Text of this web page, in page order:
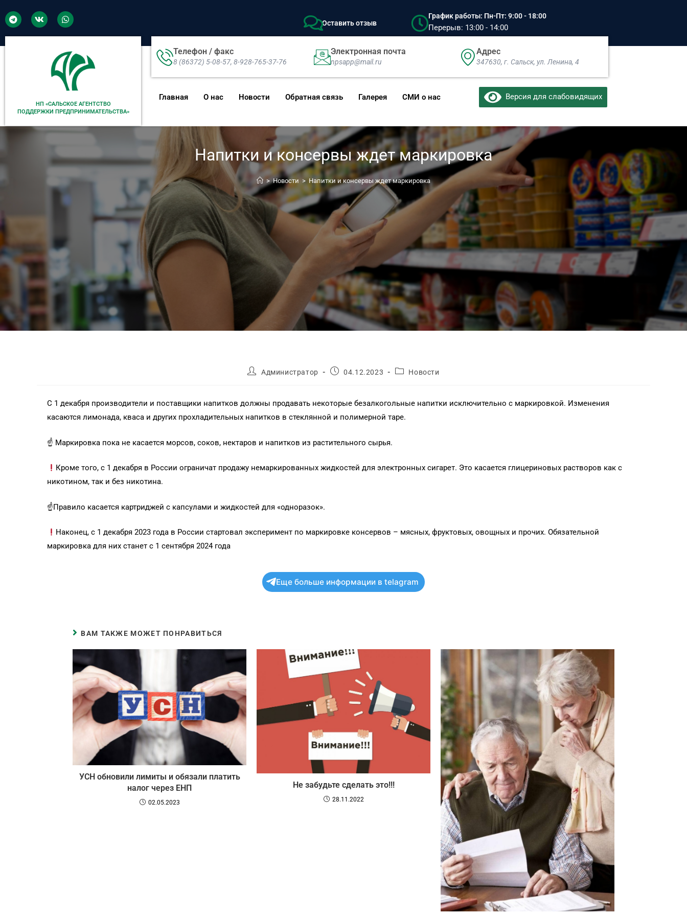
Оставить отзыв
График работы: Пн-Пт: 9:00 - 18:00
Перерыв: 13:00 - 14:00
НП «САЛЬСКОЕ АГЕНТСТВО
ПОДДЕРЖКИ ПРЕДПРИНИМАТЕЛЬСТВА»
Телефон / факс
8 (86372) 5-08-57, 8-928-765-37-76
Электронная почта
npsapp@mail.ru
Адрес
347630, г. Сальск, ул. Ленина, 4​
Главная О нас Новости Обратная связь Галерея СМИ о нас Версия для слабовидящих
Напитки и консервы ждет маркировка
> Новости > Напитки и консервы ждет маркировка
Администратор 04.12.2023 Новости
С 1 декабря производители и поставщики напитков должны продавать некоторые безалкогольные напитки исключительно с маркировкой. Изменения
касаются лимонада, кваса и других прохладительных напитков в стеклянной и полимерной таре.
☝️ Маркировка пока не касается морсов, соков, нектаров и напитков из растительного сырья.
Кроме того, с 1 декабря в России ограничат продажу немаркированных жидкостей для электронных сигарет. Это касается глицериновых растворов как с
никотином, так и без никотина.
☝️Правило касается картриджей с капсулами и жидкостей для «одноразок».
Наконец, с 1 декабря 2023 года в России стартовал эксперимент по маркировке консервов – мясных, фруктовых, овощных и прочих. Обязательной
маркировка для них станет с 1 сентября 2024 года
Еще больше информации в telagram
ВАМ ТАКЖЕ МОЖЕТ ПОНРАВИТЬСЯ
УСН обновили лимиты и обязали платить
налог через ЕНП
02.05.2023
Не забудьте сделать это!!!
28.11.2022